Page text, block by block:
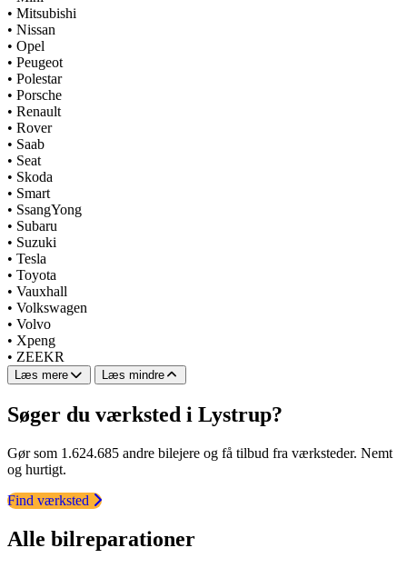
• Mitsubishi
• Nissan
• Opel
• Peugeot
• Polestar
• Porsche
• Renault
• Rover
• Saab
• Seat
• Skoda
• Smart
• SsangYong
• Subaru
• Suzuki
• Tesla
• Toyota
• Vauxhall
• Volkswagen
• Volvo
• Xpeng
• ZEEKR
Læs mere Læs mindre
Søger du værksted i Lystrup?
Gør som 1.624.685 andre bilejere og få tilbud fra værksteder. Nemt
og hurtigt.
Find værksted
Alle bilreparationer